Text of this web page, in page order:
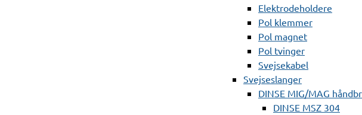
Elektrodeholdere
Pol klemmer
Pol magnet
Pol tvinger
Svejsekabel
Svejseslanger
DINSE MIG/MAG
DINSE MSZ 304